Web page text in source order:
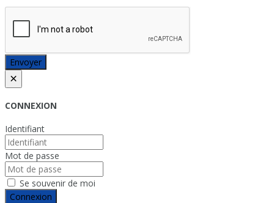
Envoyer
×
CONNEXION
Identifiant
Mot de passe
Se souvenir de moi
Connexion